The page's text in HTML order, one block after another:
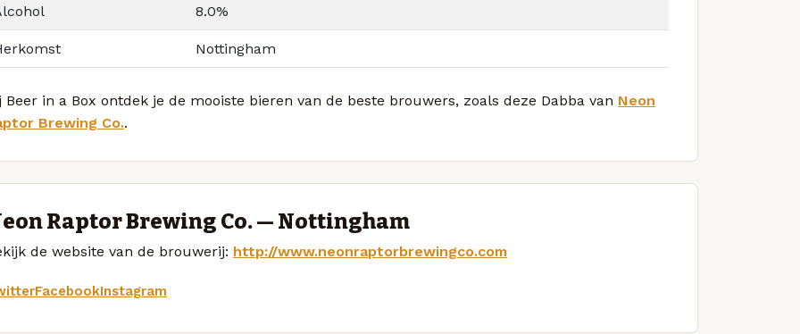
8.0%
Nottingham
Beer in a Box ontdek je de mooiste bieren van de beste brouwers, zoals deze Dabba van Neon
Brewing Co..
Raptor Brewing Co. — Nottingham
de website van de brouwerij: http://www.neonraptorbrewingco.com
FacebookInstagram